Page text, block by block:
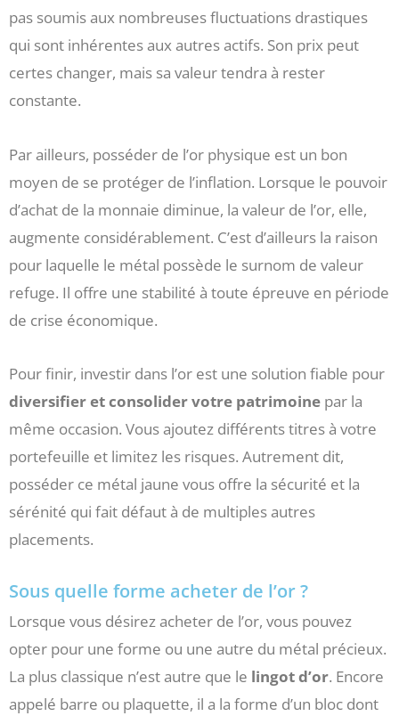
pas soumis aux nombreuses fluctuations drastiques
qui sont inhérentes aux autres actifs. Son prix peut
certes changer, mais sa valeur tendra à rester
constante.
Par ailleurs, posséder de l’or physique est un bon
moyen de se protéger de l’inflation. Lorsque le pouvoir
d’achat de la monnaie diminue, la valeur de l’or, elle,
augmente considérablement. C’est d’ailleurs la raison
pour laquelle le métal possède le surnom de valeur
refuge. Il offre une stabilité à toute épreuve en période
de crise économique.
Pour finir, investir dans l’or est une solution fiable pour
diversifier et consolider votre patrimoine par la
même occasion. Vous ajoutez différents titres à votre
portefeuille et limitez les risques. Autrement dit,
posséder ce métal jaune vous offre la sécurité et la
sérénité qui fait défaut à de multiples autres
placements.
Sous quelle forme acheter de l’or ?
Lorsque vous désirez acheter de l’or, vous pouvez
opter pour une forme ou une autre du métal précieux.
La plus classique n’est autre que le lingot d’or. Encore
appelé barre ou plaquette, il a la forme d’un bloc dont